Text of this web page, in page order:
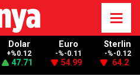
Dolar
+%0.12
47.71
Euro
-%-0.11
54.99
Sterlin
-%-0.12
64.2